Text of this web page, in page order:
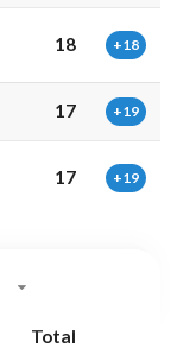
18 +18
17 +19
17 +19
Total